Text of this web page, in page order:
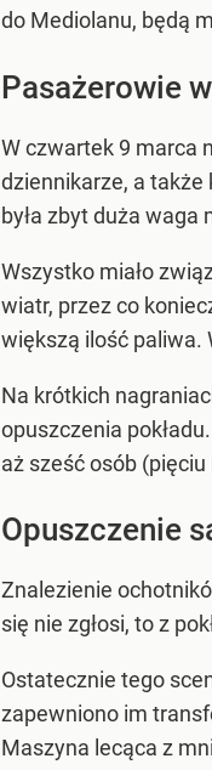
do Mediolanu, będą
Pasażerowie
W czwartek 9 marca
dziennikarze, a także
była zbyt duża waga
Wszystko miało
wiatr, przez co
większą ilość paliwa.
Na krótkich
opuszczenia
aż sześć osób
Opuszczenie
Znalezienie
się nie zgłosi, to z
Ostatecznie tego
zapewniono im
Maszyna lecąca z